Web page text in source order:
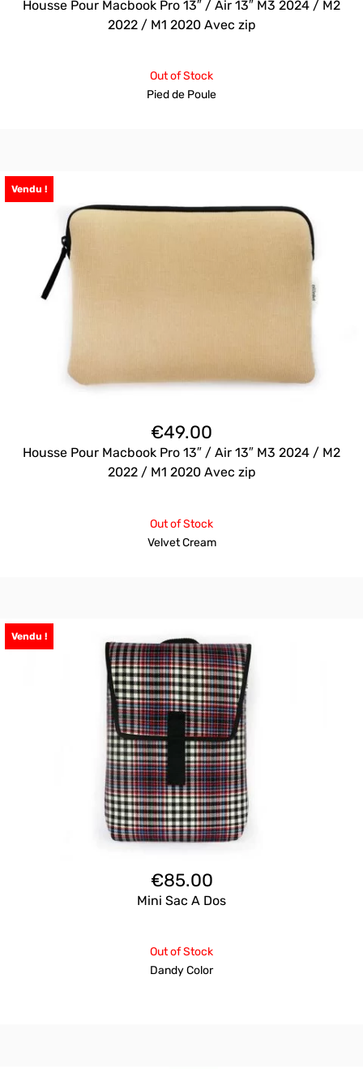
Housse Pour Macbook Pro 13″ / Air 13″ M3 2024 / M2
2022 / M1 2020 Avec zip
Out of Stock
Pied de Poule
Vendu !
€49.00
Housse Pour Macbook Pro 13″ / Air 13″ M3 2024 / M2
2022 / M1 2020 Avec zip
Out of Stock
Velvet Cream
Vendu !
€85.00
Mini Sac A Dos
Out of Stock
Dandy Color